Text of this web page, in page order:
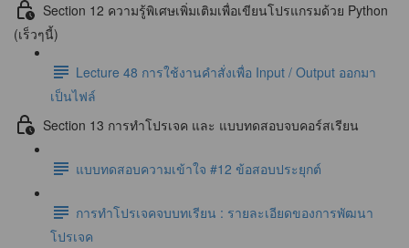
Section 12 ความรู้พิเศษเพิ่มเติมเพื่อเขียนโปรแกรมด้วย Python
(เร็วๆนี้)
Lecture 48 การใช้งานคำสั่งเพื่อ Input / Output ออกมา
เป็นไฟล์
Section 13 การทำโปรเจค และ แบบทดสอบจบคอร์สเรียน
แบบทดสอบความเข้าใจ #12 ข้อสอบประยุกต์
การทำโปรเจคจบบทเรียน : รายละเอียดของการพัฒนา
โปรเจค